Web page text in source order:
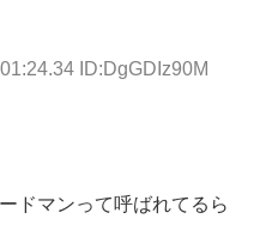
ID:DgGDIz90M
ドマンって呼ばれてるら